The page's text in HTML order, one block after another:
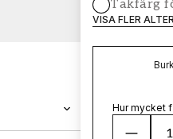
Takfärg
VISA FLER
Hur mycket